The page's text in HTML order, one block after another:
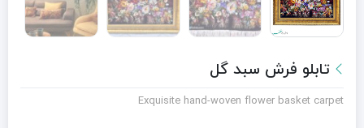
تابلو فرش سبد گل
Exquisite hand-woven flower basket carpet